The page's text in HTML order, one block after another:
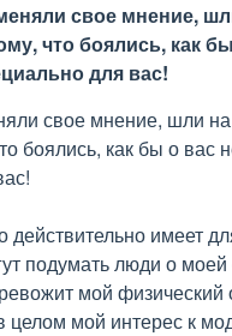
свое мнение,
что боялись, как
для вас!
свое мнение, шли
боялись, как бы о вас
имеет
подумать люди о
мой физический
целом мой интерес к